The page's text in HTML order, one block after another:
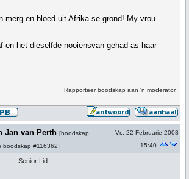
merg en bloed uit Afrika se grond! My vrou
en het dieselfde nooiensvan gehad as haar
Rapporteer boodskap aan 'n moderator
Jan van Perth [boodskap
boodskap #116362]
Vr., 22 Februarie 2008
15:40
Senior Lid